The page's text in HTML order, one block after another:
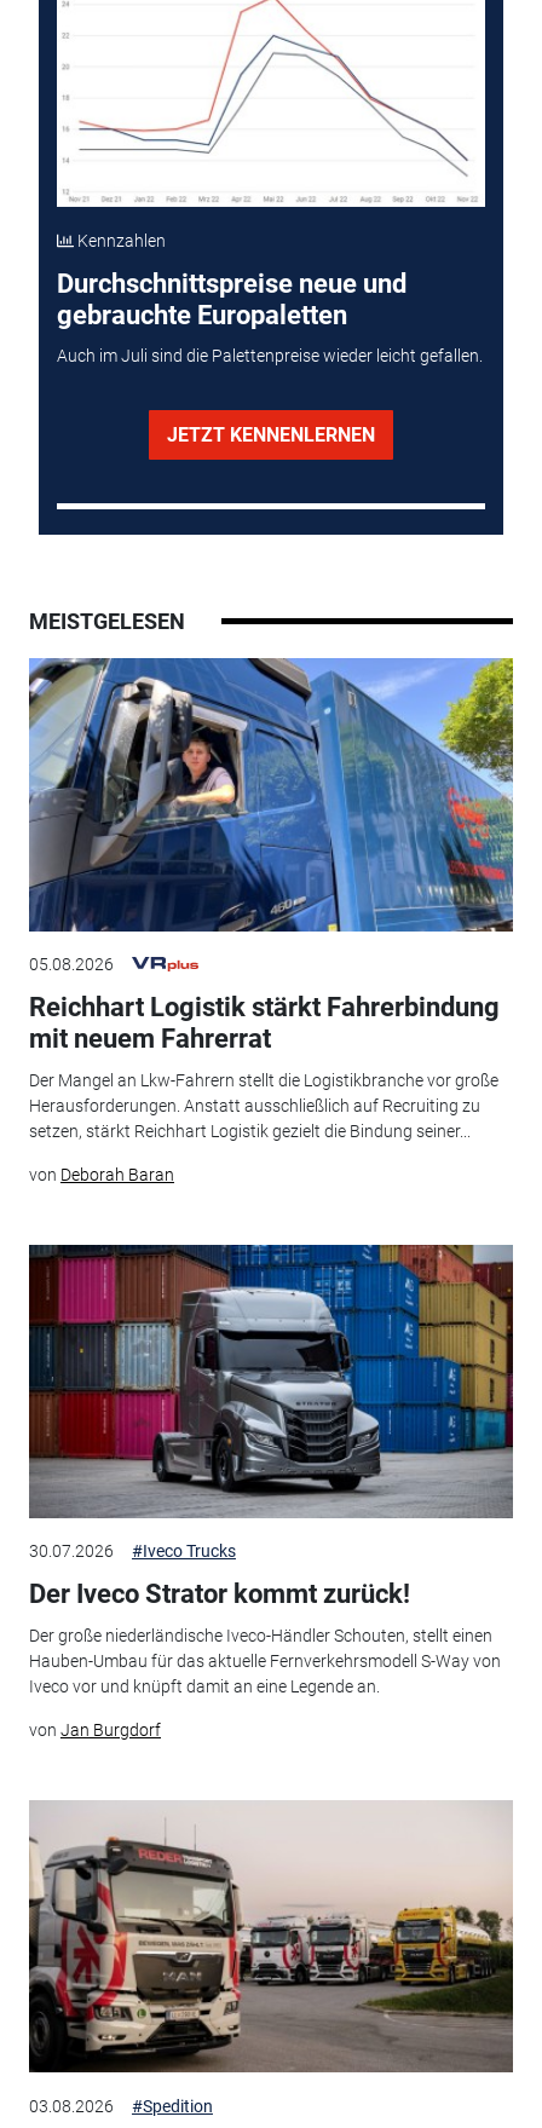
Kennzahlen
Durchschnittspreise neue und
gebrauchte Europaletten
Auch im Juli sind die Palettenpreise wieder leicht gefallen.
JETZT KENNENLERNEN
MEISTGELESEN
05.08.2026
Reichhart Logistik stärkt Fahrerbindung
mit neuem Fahrerrat
Der Mangel an Lkw-Fahrern stellt die Logistikbranche vor große
Herausforderungen. Anstatt ausschließlich auf Recruiting zu
setzen, stärkt Reichhart Logistik gezielt die Bindung seiner...
von Deborah Baran
30.07.2026 #Iveco Trucks
Der Iveco Strator kommt zurück!
Der große niederländische Iveco-Händler Schouten, stellt einen
Hauben-Umbau für das aktuelle Fernverkehrsmodell S-Way von
Iveco vor und knüpft damit an eine Legende an.
von Jan Burgdorf
03.08.2026 #Spedition